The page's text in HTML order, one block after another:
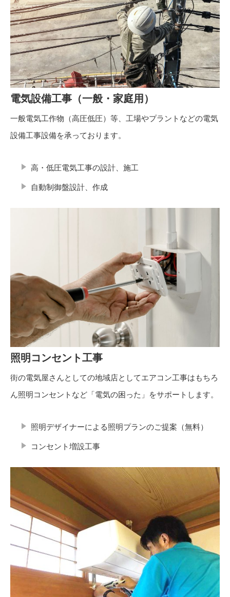
電気設備工事（一般・家庭用）
一般電気工作物（高圧低圧）等、工場やプラントなどの電気
設備工事設備を承っております。
高・低圧電気工事の設計、施工
自動制御盤設計、作成
照明コンセント工事
街の電気屋さんとしての地域店としてエアコン工事はもちろ
ん照明コンセントなど「電気の困った」をサポートします。
照明デザイナーによる照明プランのご提案（無料）
コンセント増設工事